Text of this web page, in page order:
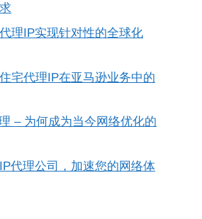
理IP实现针对性的全球化
宅代理IP在亚马逊业务中的
– 为何成为当今网络优化的
代理公司，加速您的网络体